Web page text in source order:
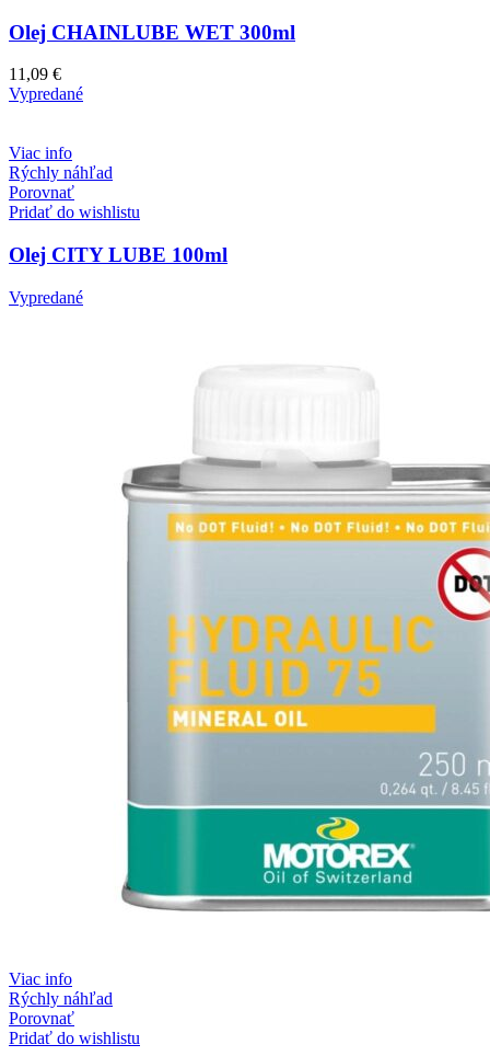
Olej CHAINLUBE WET 300ml
11,09 €
Vypredané
Viac info
Rýchly náhľad
Porovnať
Pridať do wishlistu
Olej CITY LUBE 100ml
Vypredané
Viac info
Rýchly náhľad
Porovnať
Pridať do wishlistu